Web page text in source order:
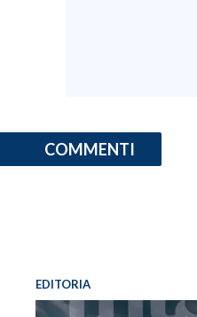
COMMENTI
EDITORIA